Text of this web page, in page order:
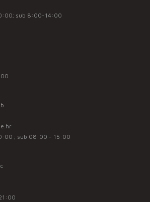
sub 8:00-14:00
; sub 08:00 - 15:00